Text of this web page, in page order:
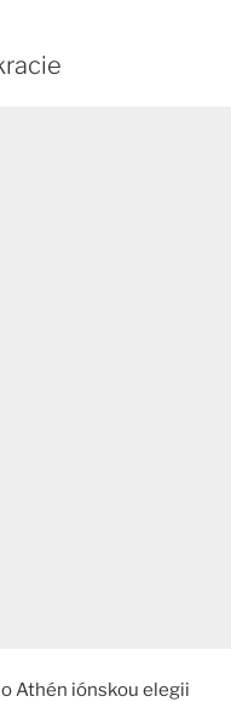
Athén iónskou elegii